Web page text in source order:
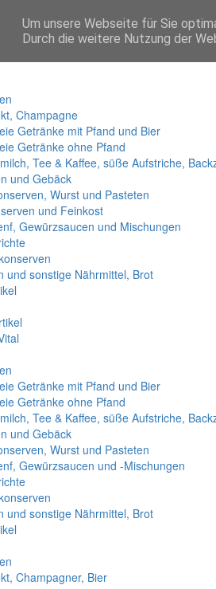
Champagne
Getränke mit Pfand und Bier
Getränke ohne Pfand
Tee & Kaffee, süße Aufstriche,
und Gebäck
Wurst und Pasteten
und Feinkost
Gewürzsaucen und Mischungen
und sonstige Nährmittel, Brot
Getränke mit Pfand und Bier
Getränke ohne Pfand
Tee & Kaffee, süße Aufstriche,
und Gebäck
Wurst und Pasteten
Gewürzsaucen und -Mischungen
und sonstige Nährmittel, Brot
Champagner, Bier
Um unsere Webseite für Sie
Durch die weitere Nutzung der